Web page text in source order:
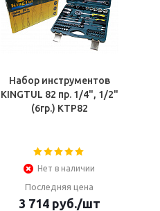
Набор инструментов
KINGTUL 82 пр. 1/4", 1/2"
(6гр.) КТР82
Нет в наличии
Последняя цена
3 714руб./шт